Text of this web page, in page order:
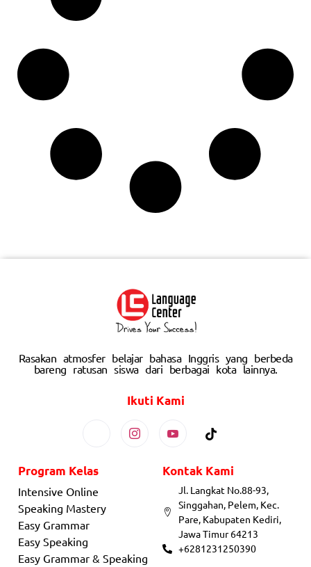
Rasakan atmosfer belajar bahasa Inggris yang berbeda
bareng ratusan siswa dari berbagai kota lainnya.
Ikuti Kami
Program Kelas
Intensive Online
Speaking Mastery
Easy Grammar
Easy Speaking
Easy Grammar & Speaking
Kontak Kami
Jl. Langkat No.88-93,
Singgahan, Pelem, Kec.
Pare, Kabupaten Kediri,
Jawa Timur 64213
+6281231250390